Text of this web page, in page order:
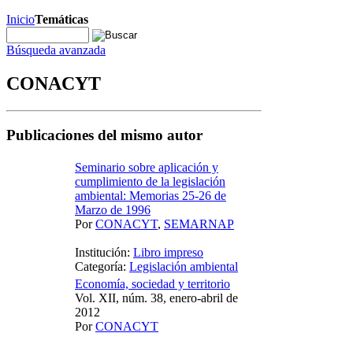
InicioTemáticas
Búsqueda avanzada
CONACYT
Publicaciones del mismo autor
Seminario sobre aplicación y
cumplimiento de la legislación
ambiental: Memorias 25-26 de
Marzo de 1996
PorCONACYT, SEMARNAP
Institución: Libro impreso
Categoría: Legislación ambiental
Economía, sociedad y territorio
Vol. XII, núm. 38, enero-abril de
2012
PorCONACYT